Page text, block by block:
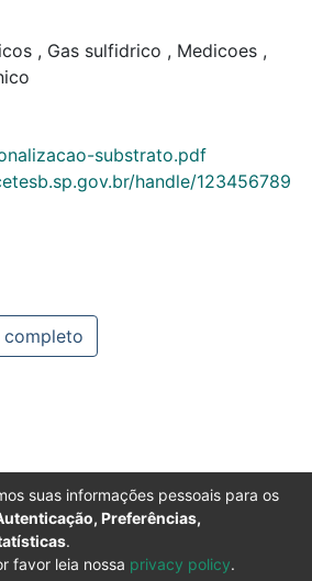
, Gas sulfidrico , Medicoes ,
substrato.pdf
handle/123456789
completo
suas informações pessoais para os
Preferências,
.
favor leia nossa privacy policy.